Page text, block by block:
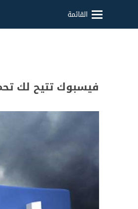
القائمة
فيسبوك تتيح لك